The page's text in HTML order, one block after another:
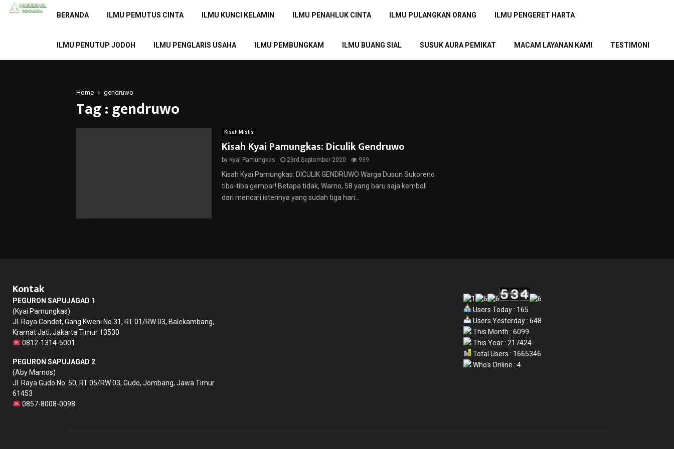
BERANDA ILMU PEMUTUS CINTA ILMU KUNCI KELAMIN ILMU PENAHLUK CINTA ILMU PULANGKAN ORANG ILMU PENGERET HARTA
ILMU PENUTUP JODOH ILMU PENGLARIS USAHA ILMU PEMBUNGKAM ILMU BUANG SIAL SUSUK AURA PEMIKAT MACAM LAYANAN KAMI TESTIMONI
Home gendruwo
Tag : gendruwo
Kisah Mistis
Kisah Kyai Pamungkas: Diculik Gendruwo
by Kyai Pamungkas 23rd September 2020 939
Kisah Kyai Pamungkas: DICULIK GENDRUWO Warga Dusun Sukoreno
tiba-tiba gempar! Betapa tidak, Warno, 58 yang baru saja kembali
dari mencari isterinya yang sudah tiga hari...
Kontak
PEGURON SAPUJAGAD 1
(Kyai Pamungkas)
Jl. Raya Condet, Gang Kweni No.31, RT 01/RW 03, Balekambang,
Kramat Jati, Jakarta Timur 13530
0812-1314-5001
PEGURON SAPUJAGAD 2
(Aby Marnos)
Jl. Raya Gudo No. 50, RT 05/RW 03, Gudo, Jombang, Jawa Timur
61453
0857-8008-0098
Users Today : 165
Users Yesterday : 648
This Month : 6099
This Year : 217424
Total Users : 1665346
Who's Online : 4